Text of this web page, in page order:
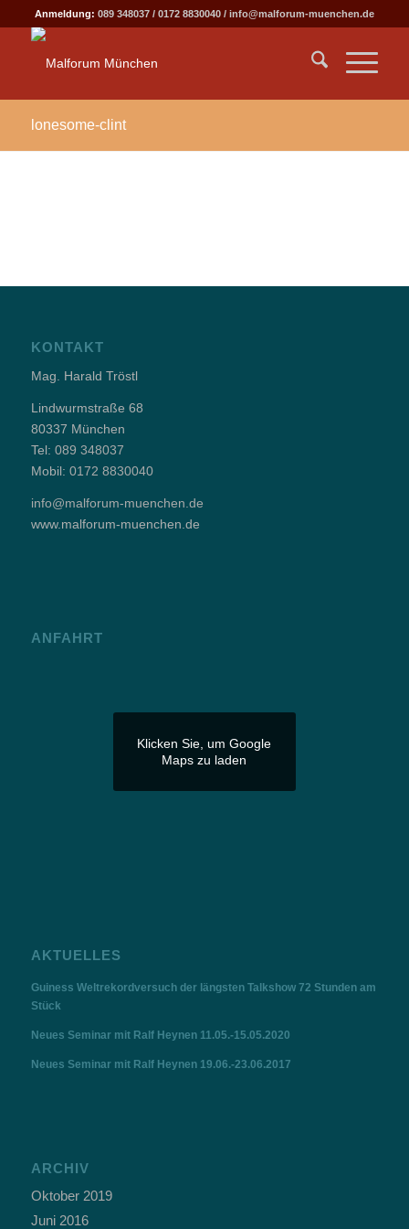
Anmeldung: 089 348037/ 0172 8830040/ info@malforum-muenchen.de
lonesome-clint
KONTAKT
Mag. Harald Tröstl
Lindwurmstraße 68
80337 München
Tel: 089 348037
Mobil: 0172 8830040
info@malforum-muenchen.de
www.malforum-muenchen.de
ANFAHRT
Klicken Sie, um Google
Maps zu laden
AKTUELLES
Guiness Weltrekordversuch der längsten Talkshow 72 Stunden am
Stück
Neues Seminar mit Ralf Heynen 11.05.-15.05.2020
Neues Seminar mit Ralf Heynen 19.06.-23.06.2017
ARCHIV
Oktober 2019
Juni 2016